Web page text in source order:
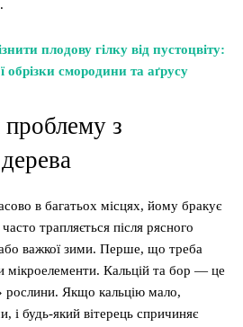
плодову гілку від пустоцвіту:
обрізки смородини та аґрусу
з
в багатьох місцях, йому бракує
трапляється після рясного
важкої зими. Перше, що треба
мікроелементи. Кальцій та бор — це
рослини. Якщо кальцію мало,
і будь-який вітерець спричиняє